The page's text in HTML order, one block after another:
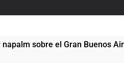
Buenos Aires